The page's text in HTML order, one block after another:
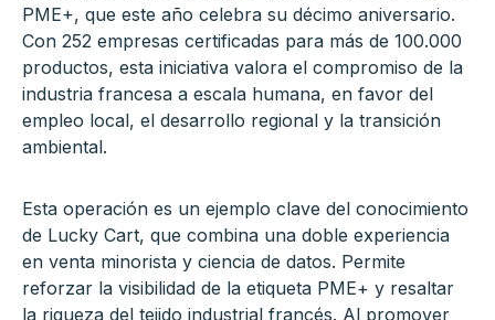
PME+, que este año celebra su décimo aniversario.
Con 252 empresas certificadas para más de 100.000
productos, esta iniciativa valora el compromiso de la
industria francesa a escala humana, en favor del
empleo local, el desarrollo regional y la transición
ambiental.
Esta operación es un ejemplo clave del conocimiento
de Lucky Cart, que combina una doble experiencia
en venta minorista y ciencia de datos. Permite
reforzar la visibilidad de la etiqueta PME+ y resaltar
la riqueza del tejido industrial francés. Al promover